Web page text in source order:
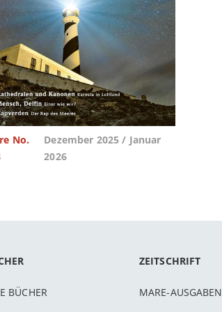
No.
Dezember 2025 / Januar
2026
BÜCHER
ZEITSCHRIFT
MARE-AUSGABEN